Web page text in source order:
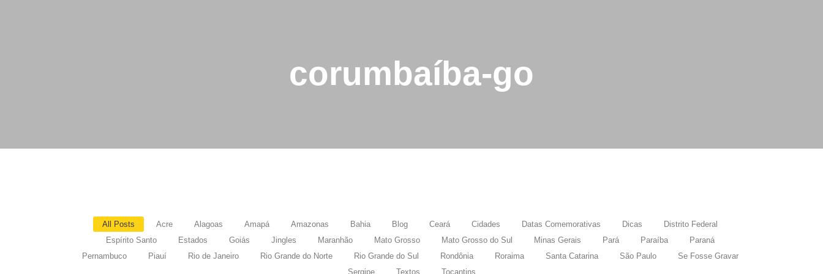
corumbaíba-go
All Posts Acre Alagoas Amapá Amazonas Bahia Blog Ceará Cidades Datas Comemorativas Dicas
Distrito Federal
Espírito Santo
Estados Goiás Jingles Maranhão Mato Grosso Mato Grosso do Sul Minas Gerais Pará Paraíba
Paraná
Pernambuco
Piauí Rio de Janeiro Rio Grande do Norte Rio Grande do Sul Rondônia Roraima Santa Catarina São Paulo
Se Fosse Gravar
Sergipe
Textos Tocantins